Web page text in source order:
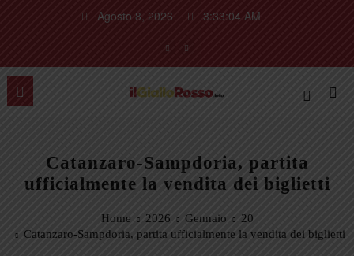
Agosto 8, 2026 3:33:05 AM
Catanzaro-Sampdoria, partita
ufficialmente la vendita dei biglietti
Home 2026 Gennaio
20
Catanzaro-Sampdoria, partita ufficialmente la vendita dei biglietti